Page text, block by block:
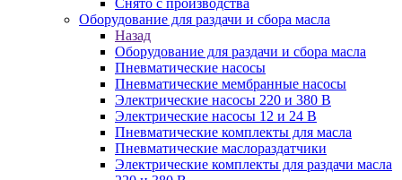
Снято с производства
Оборудование для раздачи и сбора масла
Назад
Оборудование для раздачи и сбора масла
Пневматические насосы
Пневматические мембранные насосы
Электрические насосы 220 и 380 В
Электрические насосы 12 и 24 В
Пневматические комплекты для масла
Пневматические маслораздатчики
Электрические комплекты для раздачи масла